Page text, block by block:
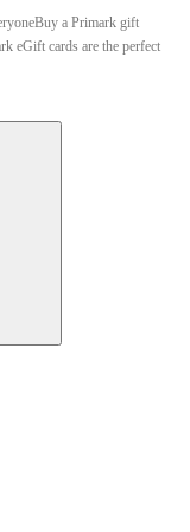
a Primark gift
eGift cards are the perfect